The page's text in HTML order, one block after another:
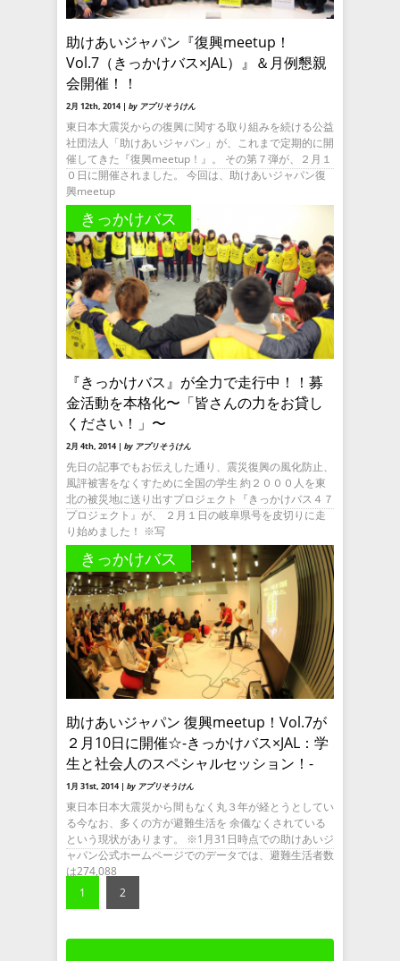
助けあいジャパン『復興meetup！
Vol.7（きっかけバス×JAL）』＆月例懇親
会開催！！
2月 12th, 2014 | by アプリそうけん
東日本大震災からの復興に関する取り組みを続ける公益
社団法人「助けあいジャパン」が、これまで定期的に開
催してきた『復興meetup！』。 その第７弾が、２月１
０日に開催されました。 今回は、助けあいジャパン復
興meetup
きっかけバス
『きっかけバス』が全力で走行中！！募
金活動を本格化〜「皆さんの力をお貸し
ください！」〜
2月 4th, 2014 | by アプリそうけん
先日の記事でもお伝えした通り、震災復興の風化防止、
風評被害をなくすために全国の学生 約２０００人を東
北の被災地に送り出すプロジェクト『きっかけバス４７
プロジェクト』が、 ２月１日の岐阜県号を皮切りに走
り始めました！ ※写
きっかけバス
助けあいジャパン 復興meetup！Vol.7が
２月10日に開催☆-きっかけバス×JAL：学
生と社会人のスペシャルセッション！-
1月 31st, 2014 | by アプリそうけん
東日本日本大震災から間もなく丸３年が経とうとしてい
る今なお、多くの方が避難生活を 余儀なくされている
という現状があります。 ※1月31日時点での助けあいジ
ャパン公式ホームページでのデータでは、避難生活者数
は274,088
1
2